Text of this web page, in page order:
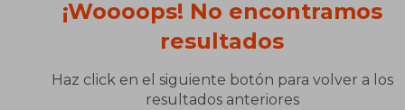
¡Woooops! No encontramos
resultados
Haz click en el siguiente botón para volver a los
resultados anteriores